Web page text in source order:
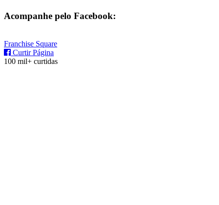
Acompanhe pelo Facebook:
Franchise Square
Curtir Página
100 mil+ curtidas